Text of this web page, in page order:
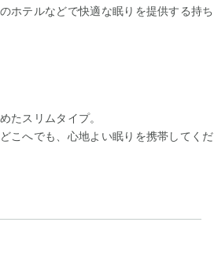
ホテルなどで快適な眠りを提供する持ち
たスリムタイプ。
こへでも、心地よい眠りを携帯してくだ